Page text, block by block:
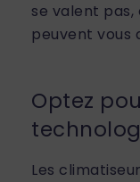
se valent
peuvent vous
Optez
Les